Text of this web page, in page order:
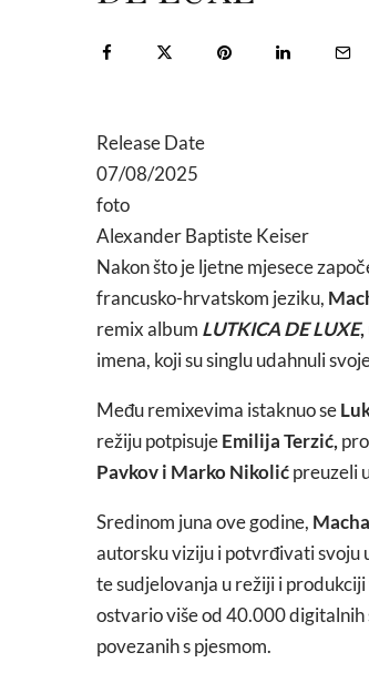
Release Date
07/08/2025
foto
Alexander Baptiste Keiser
Nakon što je ljetne mjesece
francusko-hrvatskom jeziku,
remix album LUTKICA DE LUXE,
imena, koji su singlu udahnuli
Među remixevima istaknuo se
režiju potpisujeEmilija Terzić,
Pavkov i Marko Nikolićpreuzeli
Sredinom juna ove godine,
autorsku viziju i potvrđivati svoju
te sudjelovanja u režiji i
ostvario više od 40.000
povezanih s pjesmom.